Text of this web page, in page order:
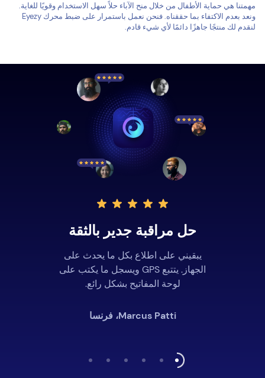
مهمتنا هي حماية الأطفال من خلال منح الآباء حلاً سهل الاستخدام وقويًا للغاية.
ونعد بعدم الاكتفاء بما حققناه. فنحن نعمل باستمرار على ضبط محرك Eyezy
لنقدم لك منتجًا جاهزًا دائمًا لأي شيء قادم.
حل مراقبة جدير بالثقة
يبقيني على اطلاع بكل ما يحدث على
الجهاز. يتتبع GPS ويسجل ما يكتب على
لوحة المفاتيح بشكل رائع.
Marcus Patti، فرنسا